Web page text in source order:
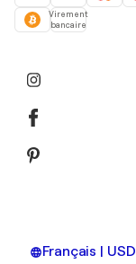
Virement
bancaire
Français | USD